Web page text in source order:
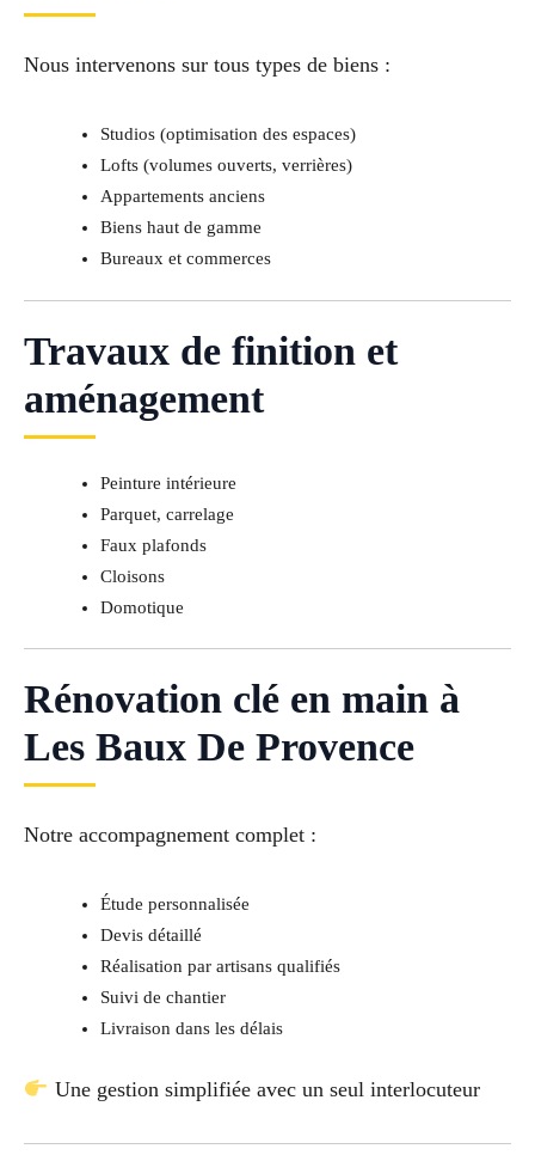
Nous intervenons sur tous types de biens :
Studios (optimisation des espaces)
Lofts (volumes ouverts, verrières)
Appartements anciens
Biens haut de gamme
Bureaux et commerces
Travaux de finition et
aménagement
Peinture intérieure
Parquet, carrelage
Faux plafonds
Cloisons
Domotique
Rénovation clé en main à
Les Baux De Provence
Notre accompagnement complet :
Étude personnalisée
Devis détaillé
Réalisation par artisans qualifiés
Suivi de chantier
Livraison dans les délais
Une gestion simplifiée avec un seul interlocuteur